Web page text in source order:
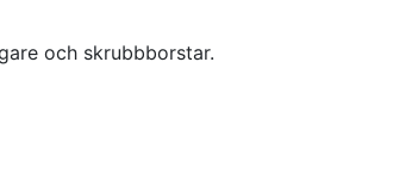
och skrubbborstar.